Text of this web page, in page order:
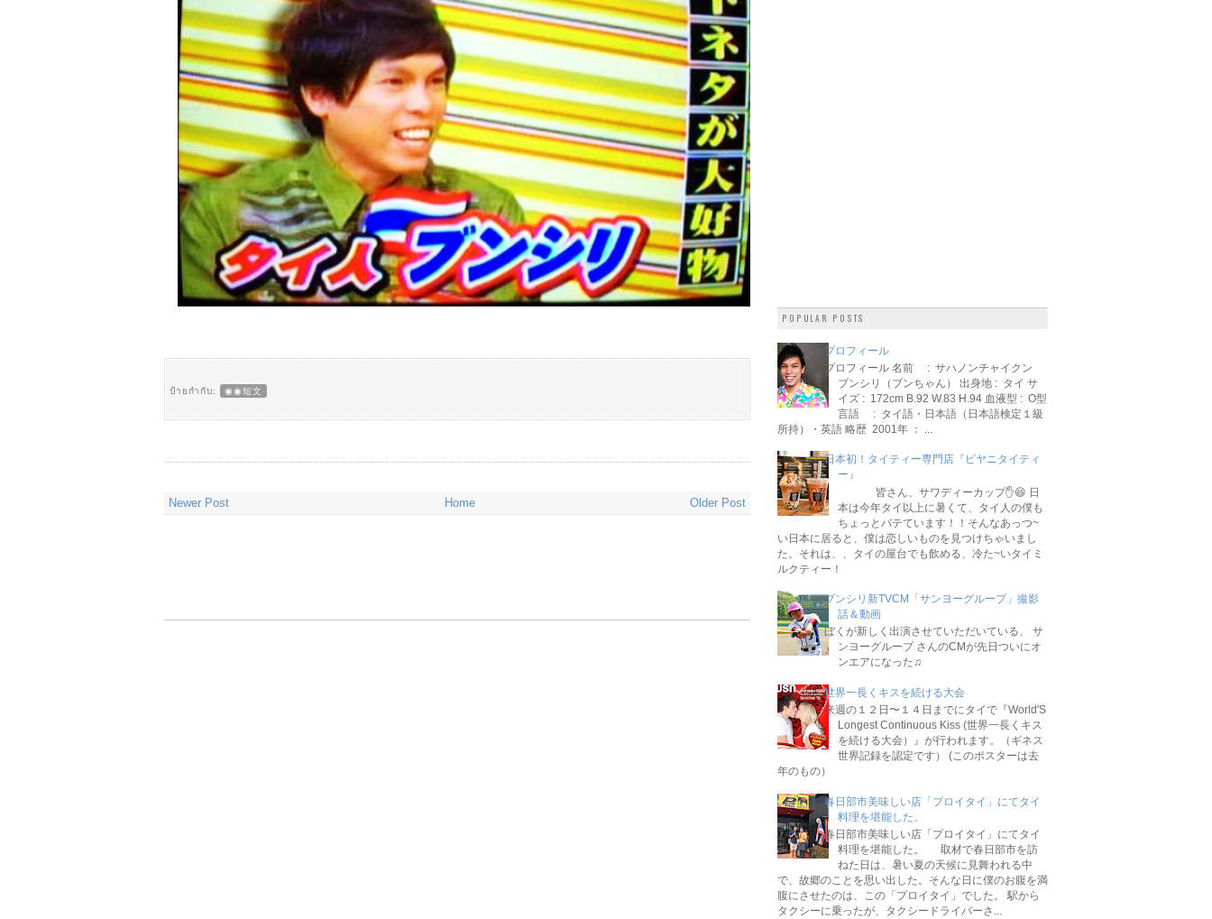
ป้ายกำกับ: ◉◉短文
Newer Post Older Post
Home
POPULAR POSTS
プロフィール
プロフィール 名前 : サハノンチャイクン
ブンシリ（ブンちゃん） 出身地 : タイ サ
イズ : 172cm B.92 W.83 H.94 血液型 : O型
言語 : タイ語・日本語（日本語検定１級
所持）・英語 略歴 2001年 ： ...
日本初！タイティー専門店『ピヤニタイティ
ー』
皆さん、サワディーカップ✋😆 日
本は今年タイ以上に暑くて、タイ人の僕も
ちょっとバテています！！そんなあっつ~
い日本に居ると、僕は恋しいものを見つけちゃいまし
た。それは、、タイの屋台でも飲める、冷た~いタイミ
ルクティー！
ブンシリ新TVCM「サンヨーグループ」撮影
話＆動画
ぼくが新しく出演させていただいている、 サ
ンヨーグループ さんのCMが先日ついにオ
ンエアになった♫
世界一長くキスを続ける大会
来週の１２日〜１４日までにタイで『World'S
Longest Continuous Kiss (世界一長くキス
を続ける大会）』が行われます。（ギネス
世界記録を認定です） (このポスターは去
年のもの）
春日部市美味しい店「プロイタイ」にてタイ
料理を堪能した。
春日部市美味しい店「プロイタイ」にてタイ
料理を堪能した。 取材で春日部市を訪
ねた日は、暑い夏の天候に見舞われる中
で、故郷のことを思い出した。そんな日に僕のお腹を満
腹にさせたのは、この「プロイタイ」でした。 駅から
タクシーに乗ったが、タクシードライバーさ...